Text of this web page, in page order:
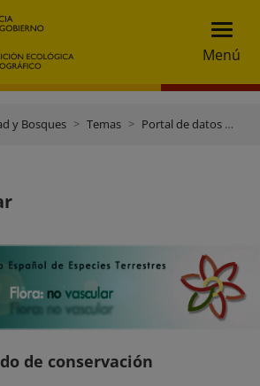
Menú
y Bosques Temas Portal de datos e inventarios
de conservación